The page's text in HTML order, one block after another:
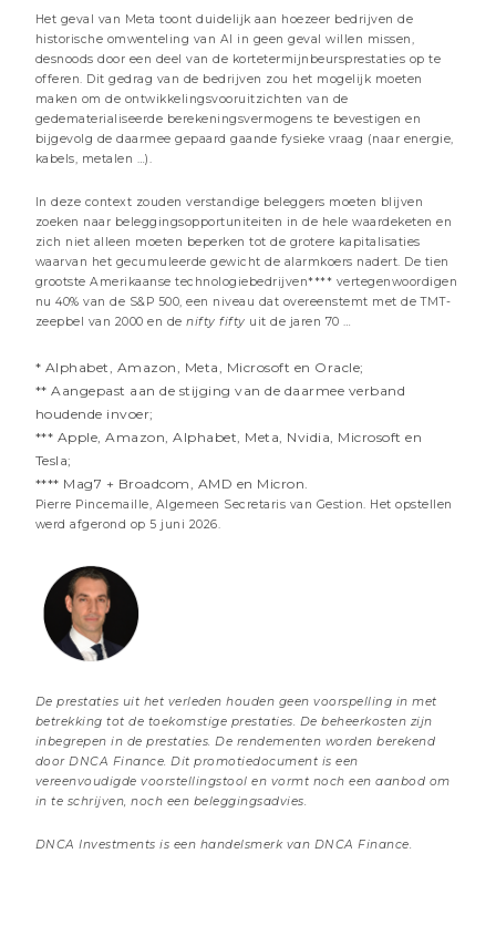
26 JUNI 2026
3 minuten
Beheer commentaren
19 JUNI 2026
Energie: de dag nadien (het protocolakkoord)
2 minuten
Beheer commentaren
Meer informatie
Het geval van Meta toont duidelijk aan hoezeer bedrijven de
historische omwenteling van AI in geen geval willen missen,
desnoods door een deel van de kortetermijnbeursprestaties op te
offeren. Dit gedrag van de bedrijven zou het mogelijk moeten
maken om de ontwikkelingsvooruitzichten van de
gedematerialiseerde berekeningsvermogens te bevestigen en
bijgevolg de daarmee gepaard gaande fysieke vraag (naar energie,
kabels, metalen …).
In deze context zouden verstandige beleggers moeten blijven
zoeken naar beleggingsopportuniteiten in de hele waardeketen en
zich niet alleen moeten beperken tot de grotere kapitalisaties
waarvan het gecumuleerde gewicht de alarmkoers nadert. De tien
grootste Amerikaanse technologiebedrijven**** vertegenwoordigen
nu 40% van de S&P 500, een niveau dat overeenstemt met de TMT-
zeepbel van 2000 en de nifty fifty uit de jaren 70 …
* Alphabet, Amazon, Meta, Microsoft en Oracle;
** Aangepast aan de stijging van de daarmee verband
houdende invoer;
*** Apple, Amazon, Alphabet, Meta, Nvidia, Microsoft en
Tesla;
**** Mag7 + Broadcom, AMD en Micron.
Pierre Pincemaille, Algemeen Secretaris van Gestion. Het opstellen
werd afgerond op 5 juni 2026.
De prestaties uit het verleden houden geen voorspelling in met
betrekking tot de toekomstige prestaties. De beheerkosten zijn
inbegrepen in de prestaties. De rendementen worden berekend
door DNCA Finance. Dit promotiedocument is een
vereenvoudigde voorstellingstool en vormt noch een aanbod om
in te schrijven, noch een beleggingsadvies.
DNCA Investments is een handelsmerk van DNCA Finance.